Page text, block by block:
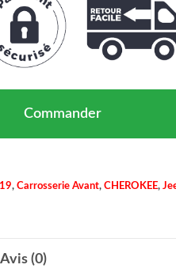
Commander
, Carrosserie Avant, CHEROKEE,
Avis (0)